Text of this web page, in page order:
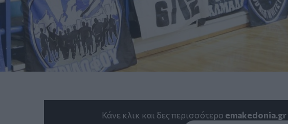
Κάνε κλικ και δες περισσότερο emakedonia.gr